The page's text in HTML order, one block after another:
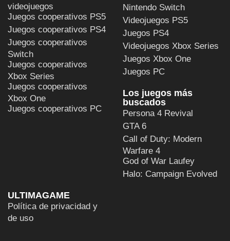
videojuegos
Juegos cooperativos PS5
Juegos cooperativos PS4
Juegos cooperativos
Switch
Juegos cooperativos
Xbox Series
Juegos cooperativos
Xbox One
Juegos cooperativos PC
Nintendo Switch
Videojuegos PS5
Juegos PS4
Videojuegos Xbox Series
Juegos Xbox One
Juegos PC
Los juegos más
buscados
Persona 4 Revival
GTA 6
Call of Duty: Modern
Warfare 4
God of War Laufey
Halo: Campaign Evolved
ULTIMAGAME
Política de privacidad y
de uso